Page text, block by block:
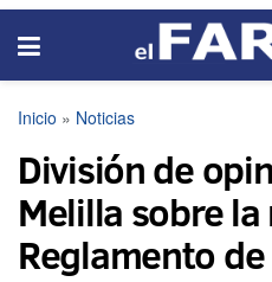
Inicio » Noticias
División de
Melilla sobre
Reglamento